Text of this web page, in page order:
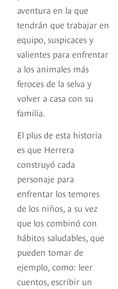
aventura en la que
tendrán que trabajar en
equipo, suspicaces y
valientes para enfrentar
a los animales más
feroces de la selva y
volver a casa con su
familia.
El plus de esta historia
es que Herrera
construyó cada
personaje para
enfrentar los temores
de los niños, a su vez
que los combinó con
hábitos saludables, que
pueden tomar de
ejemplo, como: leer
cuentos, escribir un